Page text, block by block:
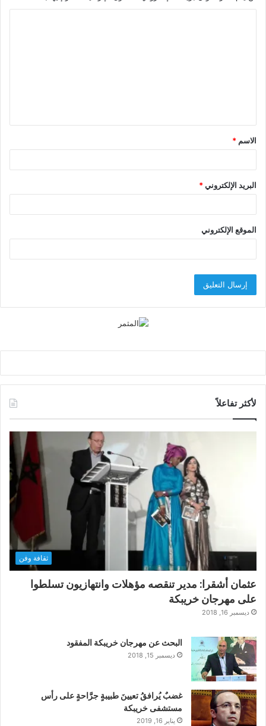
ق
*
الاسم *
البريد الإلكتروني*
الموقع الإلكتروني
لأكثر تفاعلاً
ثقافة وفن
عثمان أشقرا: مدير تنقصه مؤهلات وانتهازيون تسلطوا
على مهرجان خريبكة
ديسمبر 16, 2018
البحث عن مهرجان خريبكة المفقود
ديسمبر 15, 2018
غضبٌ يُرافقُ تعيينَ طبيبةٍ جرَّاحةٍ على رأس
مستشفى خريبكة
يناير 16, 2019